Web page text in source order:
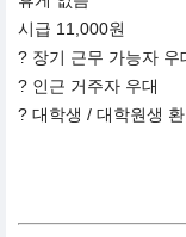
시급 11,000원
? 장기 근무 가능자 우
? 인근 거주자 우대
? 대학생 / 대학원생 환